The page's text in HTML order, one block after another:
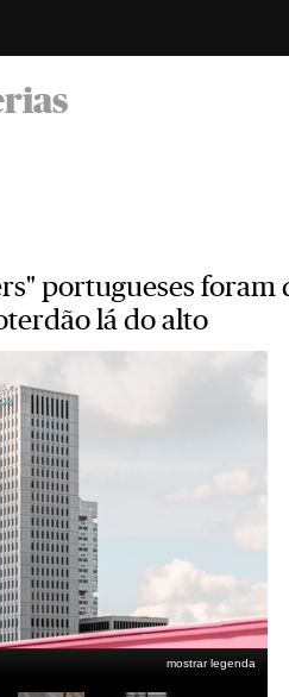
-
portugueses foram
lá do alto
mostrar legenda